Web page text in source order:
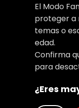
El Modo
proteger a
temas o
edad.
Confirma
para
¿Eres